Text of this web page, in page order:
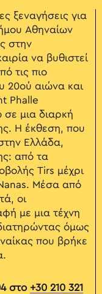
ξεναγήσεις για
Αθηναίων
στην
να βυθιστεί
τις πιο
20ού αιώνα και
Phalle
σε μια διαρκή
Η έκθεση, που
Ελλάδα,
από τα
Tirs μέχρι
Μέσα από
οι
με μια τέχνη
όμως
που βρήκε
στο +30 210 321